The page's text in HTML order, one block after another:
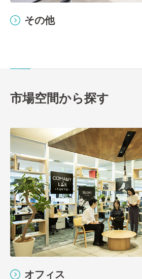
その他
市場空間から探す
オフィス